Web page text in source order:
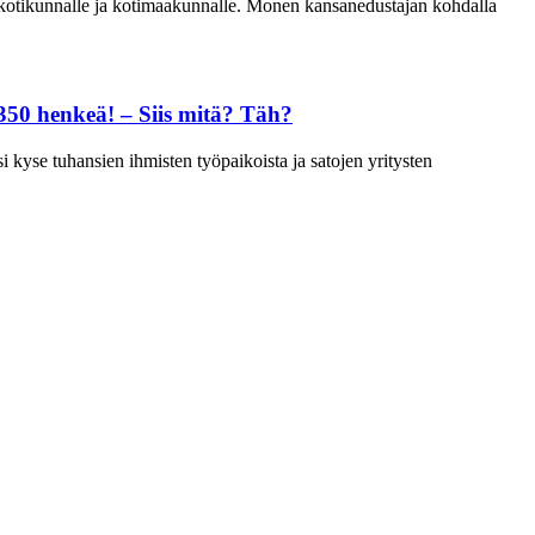
ja kotimaakunnalle. Monen kansanedustajan kohdalla
henkeä! – Siis mitä? Täh?
tuhansien ihmisten työpaikoista ja satojen yritysten